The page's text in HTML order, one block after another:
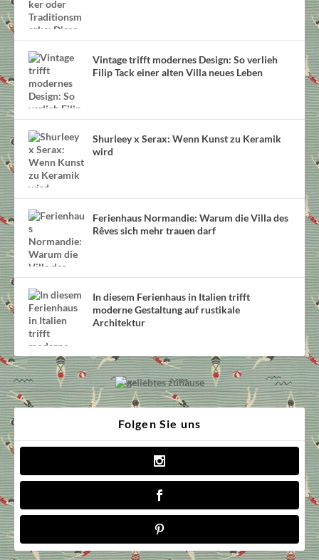
Vintage trifft modernes Design: So verlieh
Filip Tack einer alten Villa neues Leben
Shurleey x Serax: Wenn Kunst zu Keramik
wird
Ferienhaus Normandie: Warum die Villa des
Rêves sich mehr trauen darf
In diesem Ferienhaus in Italien trifft
moderne Gestaltung auf rustikale
Architektur
Folgen Sie uns